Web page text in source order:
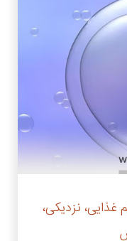
غذایی، نزدیکی،